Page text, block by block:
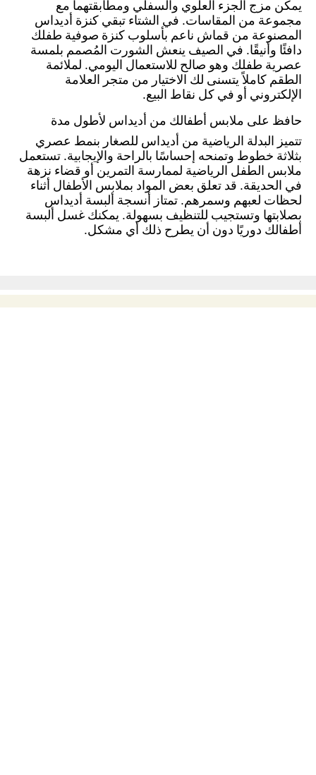
يمكن مزج الجزء العلوي والسفلي ومطابقتهما مع
مجموعة من المقاسات. في الشتاء تبقي كنزة أديداس
المصنوعة من قماش ناعم بأسلوب كنزة صوفية طفلك
دافئًا وأنيقًا. في الصيف ينعش الشورت المُصمم بلمسة
عصرية طفلك وهو صالح للاستعمال اليومي. لملائمة
الطقم كاملاً يتسنى لك الاختيار من متجر العلامة
الإلكتروني أو في كل نقاط البيع.
حافظ على ملابس أطفالك من أديداس لأطول مدة
تتميز البدلة الرياضية من أديداس للصغار بنمط عصري
بثلاثة خطوط وتمنحه إحساسًا بالراحة والإيجابية. تستعمل
ملابس الطفل الرياضية لممارسة التمرين أو قضاء نزهة
في الحديقة. قد تعلق بعض المواد بملابس الأطفال أثناء
لحظات لعبهم وسمرهم. تمتاز أنسجة ألبسة أديداس
بصلابتها وتستجيب للتنظيف بسهولة. يمكنك غسل ألبسة
أطفالك دوريًا دون أن يطرح ذلك أي مشكل.